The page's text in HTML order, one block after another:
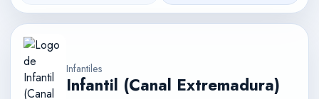
Infantiles
Infantil (Canal Extremadura)